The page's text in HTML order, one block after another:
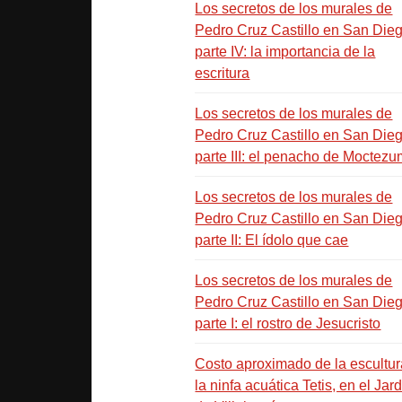
Los secretos de los murales de
Pedro Cruz Castillo en San
parte IV: la importancia de la
escritura
Los secretos de los murales de
Pedro Cruz Castillo en San
parte III: el penacho de
Los secretos de los murales de
Pedro Cruz Castillo en San
parte II: El ídolo que cae
Los secretos de los murales de
Pedro Cruz Castillo en San
parte I: el rostro de Jesucristo
Costo aproximado de la
la ninfa acuática Tetis, en el